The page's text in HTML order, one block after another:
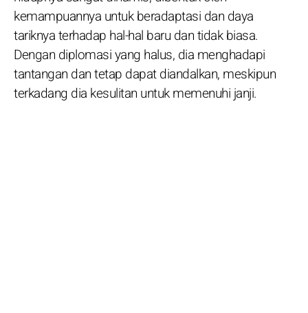
kemampuannya untuk beradaptasi dan daya
tariknya terhadap hal-hal baru dan tidak biasa.
Dengan diplomasi yang halus, dia menghadapi
tantangan dan tetap dapat diandalkan, meskipun
terkadang dia kesulitan untuk memenuhi janji.